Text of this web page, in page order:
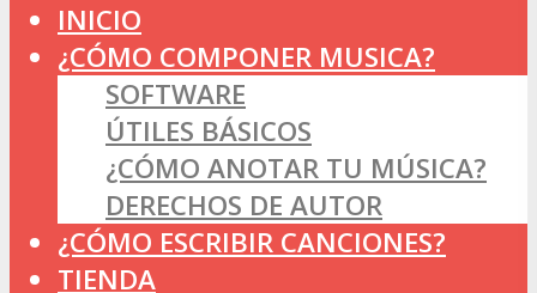
INICIO
¿CÓMO COMPONER MUSICA?
SOFTWARE
ÚTILES BÁSICOS
¿CÓMO ANOTAR TU MÚSICA?
DERECHOS DE AUTOR
¿CÓMO ESCRIBIR CANCIONES?
TIENDA